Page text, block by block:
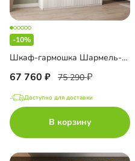
-10%
Шкаф-гармошка Шармель-2.2 Лайф
67 760 75 290
Доступно для доставки
В корзину